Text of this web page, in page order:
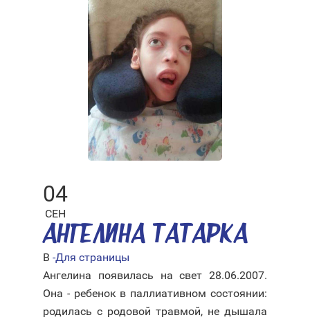
04
СЕН
АНГЕЛИНА ТАТАРКА
В -Для страницы
Ангелина появилась на свет 28.06.2007.
Она - ребенок в паллиативном состоянии:
родилась с родовой травмой, не дышала